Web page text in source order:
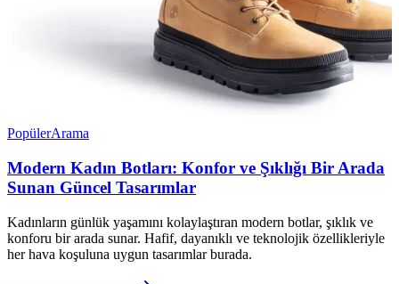
PopülerArama
Modern Kadın Botları: Konfor ve Şıklığı Bir Arada
Sunan Güncel Tasarımlar
Kadınların günlük yaşamını kolaylaştıran modern botlar, şıklık ve
konforu bir arada sunar. Hafif, dayanıklı ve teknolojik özellikleriyle
her hava koşuluna uygun tasarımlar burada.